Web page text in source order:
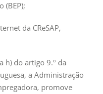
(BEP);
da CReSAP,
h) do artigo 9.º da
a Administração
promove